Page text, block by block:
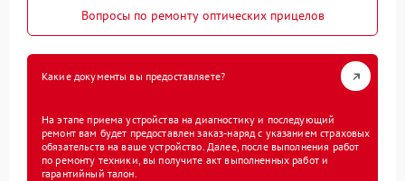
Вопросы по ремонту оптических прицелов
Какие документы вы предоставляете?
На этапе приема устройства на диагностику и последующий
ремонт вам будет предоставлен заказ-наряд с указанием страховых
обязательств на ваше устройство. Далее, после выполнения работ
по ремонту техники, вы получите акт выполненных работ и
гарантийный талон.